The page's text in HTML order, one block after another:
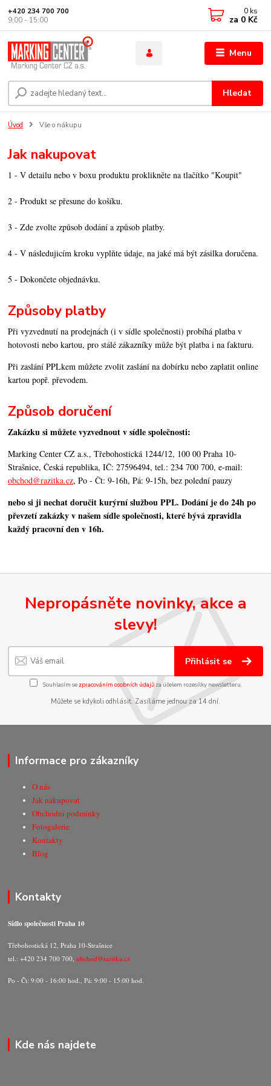
Menu
Hledat
+420 234 700 700
9:00 - 15:00
0 ks
za 0 Kč
Úvod Vše o nákupu
Jak nakupovat
1 - V detailu nebo v boxu produktu proklikněte na tlačítko "Koupit"
2 - Produkt se přesune do košíku.
3 - Zde zvolte způsob dodání a způsob platby.
4 - V následujicím kroku vyplňte údaje, na jaké má být zásilka doručena.
5 - Dokončete objednávku.
Způsoby platby
Při vyzvednutí na prodejnách (i v sídle společnosti) probíhá platba v
hotovosti nebo kartou, pro stálé zákazníky může být platba i na fakturu.
Při zaslání PPLkem můžete zvolit zaslání na dobírku nebo zaplatit online
kartou popř. převodem.
Způsob doručení
Zakázku si můžete vyzvednout v sídle společnosti:
Marking Center CZ a.s., Třebohostická 1244/12, 100 00 Praha 10-
Strašnice, Česká republika, IČ: 27596494, tel.: 234 700 700, e-mail:
obchod@razitka.cz, Po - Čt: 9-16h, Pá: 9-15h, bez polední pauzy
nebo si ji nechat doručit kurýrní službou PPL. Dodání je do 24h po
převzetí zakázky v našem sídle společnosti, které bývá zpravidla
každý pracovní den v 16h.
Nepropásněte novinky, akce a
slevy!
Přihlásit se
Souhlasím se zpracováním osobních údajůza účelem rozesílky newsletteru.
Můžete se kdykoli odhlásit. Zasíláme jednou za 14 dní.
Informace pro zákazníky
O nás
Jak nakupovat
Obchodní podmínky
Fotogalerie
Kontakty
Blog
Kontakty
Sídlo společnosti Praha 10
Třebohostická 12, Praha 10-Strašnice
tel.: +420 234 700 700,obchod@razitka.cz
Po - Čt: 9:00 - 16:00 hod., Pá: 9:00 - 15:00 hod.
Kde nás najdete